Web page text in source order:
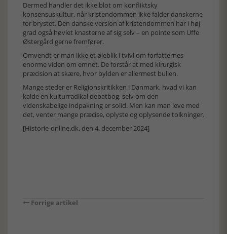
Dermed handler det ikke blot om konfliktsky
konsensuskultur, når kristendommen ikke falder danskerne
for brystet. Den danske version af kristendommen har i høj
grad også høvlet knasterne af sig selv – en pointe som Uffe
Østergård gerne fremfører.
Omvendt er man ikke et øjeblik i tvivl om forfatternes
enorme viden om emnet. De forstår at med kirurgisk
præcision at skære, hvor bylden er allermest bullen.
Mange steder er Religionskritikken i Danmark, hvad vi kan
kalde en kulturradikal debatbog, selv om den
videnskabelige indpakning er solid. Men kan man leve med
det, venter mange præcise, oplyste og oplysende tolkninger.
[Historie-online.dk, den 4. december 2024]
Forrige artikel